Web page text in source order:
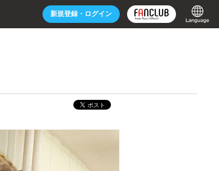
新規登録・ ログイン